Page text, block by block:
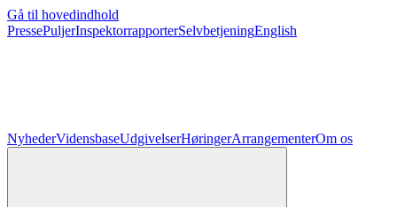
Gå til hovedindhold
PressePuljerInspektorrapporterSelvbetjeningEnglish
NyhederVidensbaseUdgivelserHøringerArrangementerOm os